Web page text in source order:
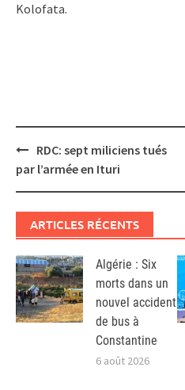
Kolofata.
Post
navigation
RDC: sept miliciens tués
par l’armée en Ituri
ARTICLES RÉCENTS
Algérie : Six
morts dans un
nouvel accident
de bus à
Constantine
6 août 2026